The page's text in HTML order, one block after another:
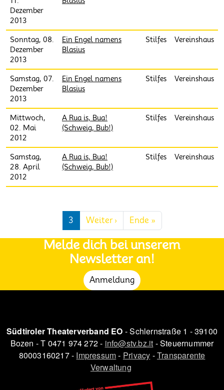
Dezember
2013
Sonntag, 08.
Dezember
2013
Ein Engel namens
Blasius
Stilfes Vereinshaus
Samstag, 07.
Dezember
2013
Ein Engel namens
Blasius
Stilfes Vereinshaus
Mittwoch,
02. Mai
2012
A Rua is, Bua!
(Schweig, Bub!)
Stilfes Vereinshaus
Samstag,
28. April
2012
A Rua is, Bua!
(Schweig, Bub!)
Stilfes Vereinshaus
3 Weiter ›Nächste Seite
Ende »Letzte Seite
Melde dich bei unserem
Newsletter an!
Anmeldung
Südtiroler Theaterverband EO - Schlernstraße 1 - 39100
Bozen - T 0471 974 272 - info@stv.bz.it - Steuernummer
80003160217 - Impressum- Privacy -Transparente
Verwaltung